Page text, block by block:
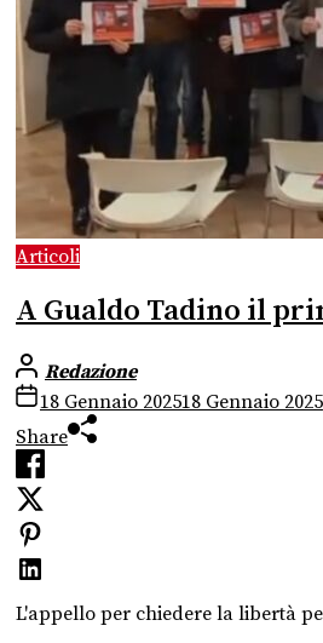
Articoli
A Gualdo Tadino il
Redazione
18 Gennaio 202518 Gennaio 2025
Share
L'appello per chiedere la libertà